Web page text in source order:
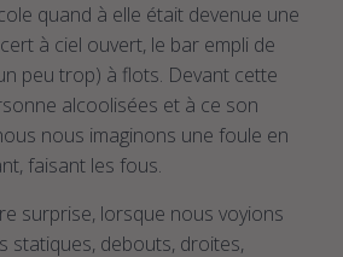
quand à elle était devenue une
à ciel ouvert, le bar empli de
peu trop) à flots. Devant cette
alcoolisées et à ce son
nous imaginons une foule en
faisant les fous.
surprise, lorsque nous voyions
statiques, debouts, droites,